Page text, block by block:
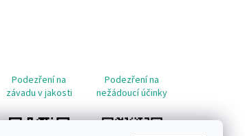
Podezření na
závadu v jakosti
Podezření na
nežádoucí účinky